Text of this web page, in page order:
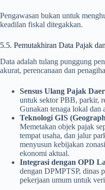
Pengawasan bukan untuk
keadilan fiskal ditegakkan.
5.5. Pemutakhiran Data Pajak
Data adalah tulang punggung
akurat, perencanaan dan
Sensus Ulang Pajak
untuk sektor PBB, parkir,
Gunakan tenaga lokal dan
Teknologi GIS
Memetakan objek pajak
tempat usaha, dan jalur
menyusun kebijakan
ekonomi aktual.
Integrasi dengan OPD
dengan DPMPTSP, dinas
pekerjaan umum untuk